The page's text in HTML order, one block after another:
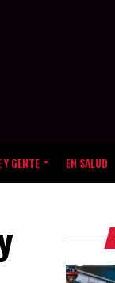
GENTE EN SALUD